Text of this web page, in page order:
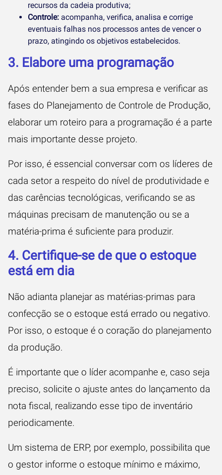
recursos da cadeia produtiva;
Controle: acompanha, verifica, analisa e corrige
eventuais falhas nos processos antes de vencer o
prazo, atingindo os objetivos estabelecidos.
3. Elabore uma programação
Após entender bem a sua empresa e verificar as
fases do Planejamento de Controle de Produção,
elaborar um roteiro para a programação é a parte
mais importante desse projeto.
Por isso, é essencial conversar com os líderes de
cada setor a respeito do nível de produtividade e
das carências tecnológicas, verificando se as
máquinas precisam de manutenção ou se a
matéria-prima é suficiente para produzir.
4. Certifique-se de que o estoque
está em dia
Não adianta planejar as matérias-primas para
confecção se o estoque está errado ou negativo.
Por isso, o estoque é o coração do planejamento
da produção.
É importante que o líder acompanhe e, caso seja
preciso, solicite o ajuste antes do lançamento da
nota fiscal, realizando esse tipo de inventário
periodicamente.
Um sistema de ERP, por exemplo, possibilita que
o gestor informe o estoque mínimo e máximo,